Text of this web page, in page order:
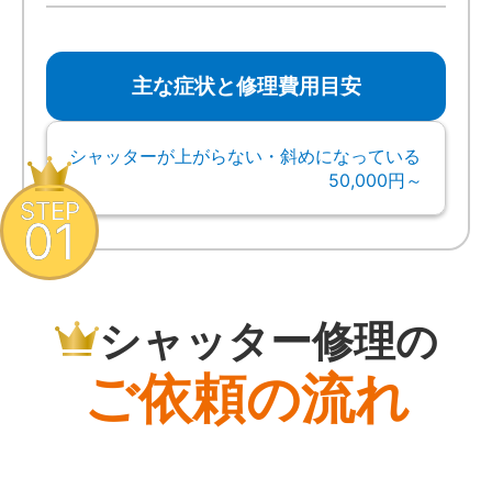
主な症状と修理費用目安
シャッターが上がらない・斜めになっている
50,000円～
シャッター修理の
ご依頼の流れ
STEP
01